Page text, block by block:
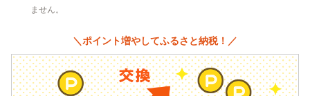
ません。
＼ポイント増やしてふるさと納税！／